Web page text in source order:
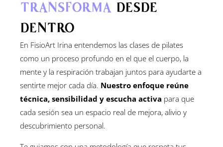
transforma desde
dentro
En FisioArt Irina entendemos las clases de pilates
como un proceso profundo en el que el cuerpo, la
mente y la respiración trabajan juntos para ayudarte a
sentirte mejor cada día. Nuestro enfoque reúne
técnica, sensibilidad y escucha activa para que
cada sesión sea un espacio real de mejora, alivio y
descubrimiento personal.